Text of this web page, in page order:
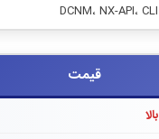
DCNM، NX-API، CLI
قیمت
بالا